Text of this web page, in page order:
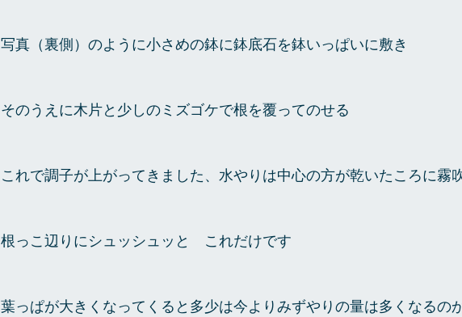
写真（裏側）のように小さめの鉢に鉢底石を鉢いっぱいに敷き
そのうえに木片と少しのミズゴケで根を覆ってのせる
これで調子が上がってきました、水やりは中心の方が乾いたころに霧
根っこ辺りにシュッシュッと　これだけです
葉っぱが大きくなってくると多少は今よりみずやりの量は多くなるの